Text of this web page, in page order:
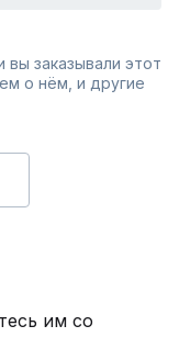
вы заказывали этот
о нём, и другие
им со